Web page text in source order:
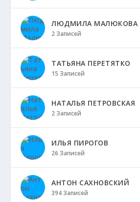
ЛЮДМИЛА МАЛЮКОВА
2 Записей
ТАТЬЯНА ПЕРЕТЯТКО
15 Записей
НАТАЛЬЯ ПЕТРОВСКАЯ
2 Записей
ИЛЬЯ ПИРОГОВ
26 Записей
АНТОН САХНОВСКИЙ
394 Записей